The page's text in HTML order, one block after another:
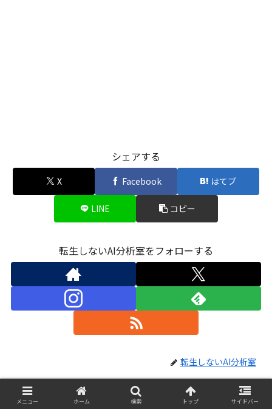
シェアする
X Facebook はてブ
LINE コピー
転生しないAI分析室をフォローする
転生しないAI分析室
システムが検出した類似データ
メニュー ホーム 検索 トップ サイドバー